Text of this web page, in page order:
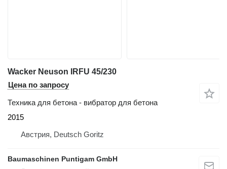
Wacker Neuson IRFU 45/230
Цена по запросу
Техника для бетона - вибратор для бетона
2015
Австрия, Deutsch Goritz
Baumaschinen Puntigam GmbH